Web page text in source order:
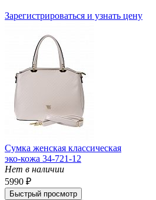
Зарегистрироваться и узнать цену
Сумка женская классическая
эко-кожа 34-721-12
Нет в наличии
5990 ₽
Быстрый просмотр